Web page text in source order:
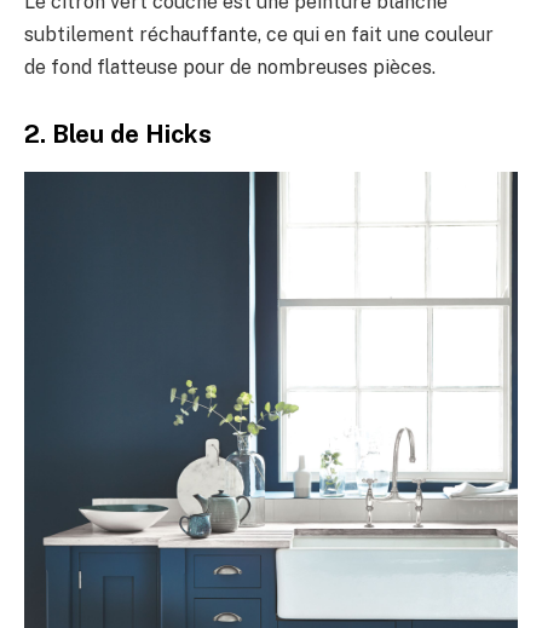
subtilement réchauffante, ce qui en fait une couleur
de fond flatteuse pour de nombreuses pièces.
2. Bleu de Hicks